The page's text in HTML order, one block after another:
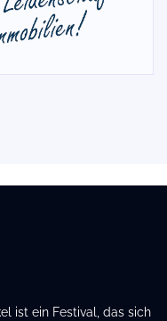
ist ein Festival, das sich